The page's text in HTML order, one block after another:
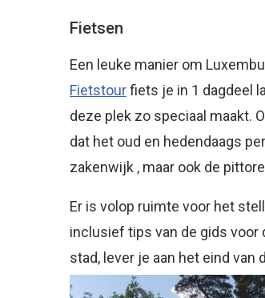
Fietsen
Een leuke manier om
Fietstourfiets je in 1 dagdeel
deze plek zo speciaal maakt.
dat het oud en hedendaags
zakenwijk , maar ook de
Er is volop ruimte voor het
inclusief tips van de gids voor
stad, lever je aan het eind van